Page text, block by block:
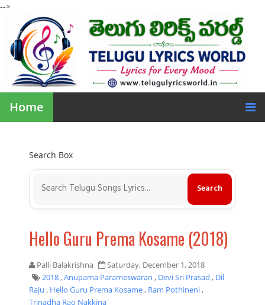
-->
Home
Search Box
Hello Guru Prema Kosame (2018)
Palli Balakrishna
Saturday, December 1, 2018
2018,Anupama Parameswaran , Devi Sri Prasad , Dil
Raju , Hello Guru Prema Kosame, Ram Pothineni,
Trinadha Rao Nakkina